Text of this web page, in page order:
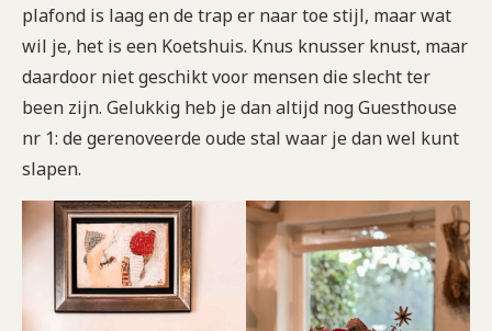
plafond is laag en de trap er naar toe stijl, maar wat
wil je, het is een Koetshuis. Knus knusser knust, maar
daardoor niet geschikt voor mensen die slecht ter
been zijn. Gelukkig heb je dan altijd nog Guesthouse
nr 1: de gerenoveerde oude stal waar je dan wel kunt
slapen.